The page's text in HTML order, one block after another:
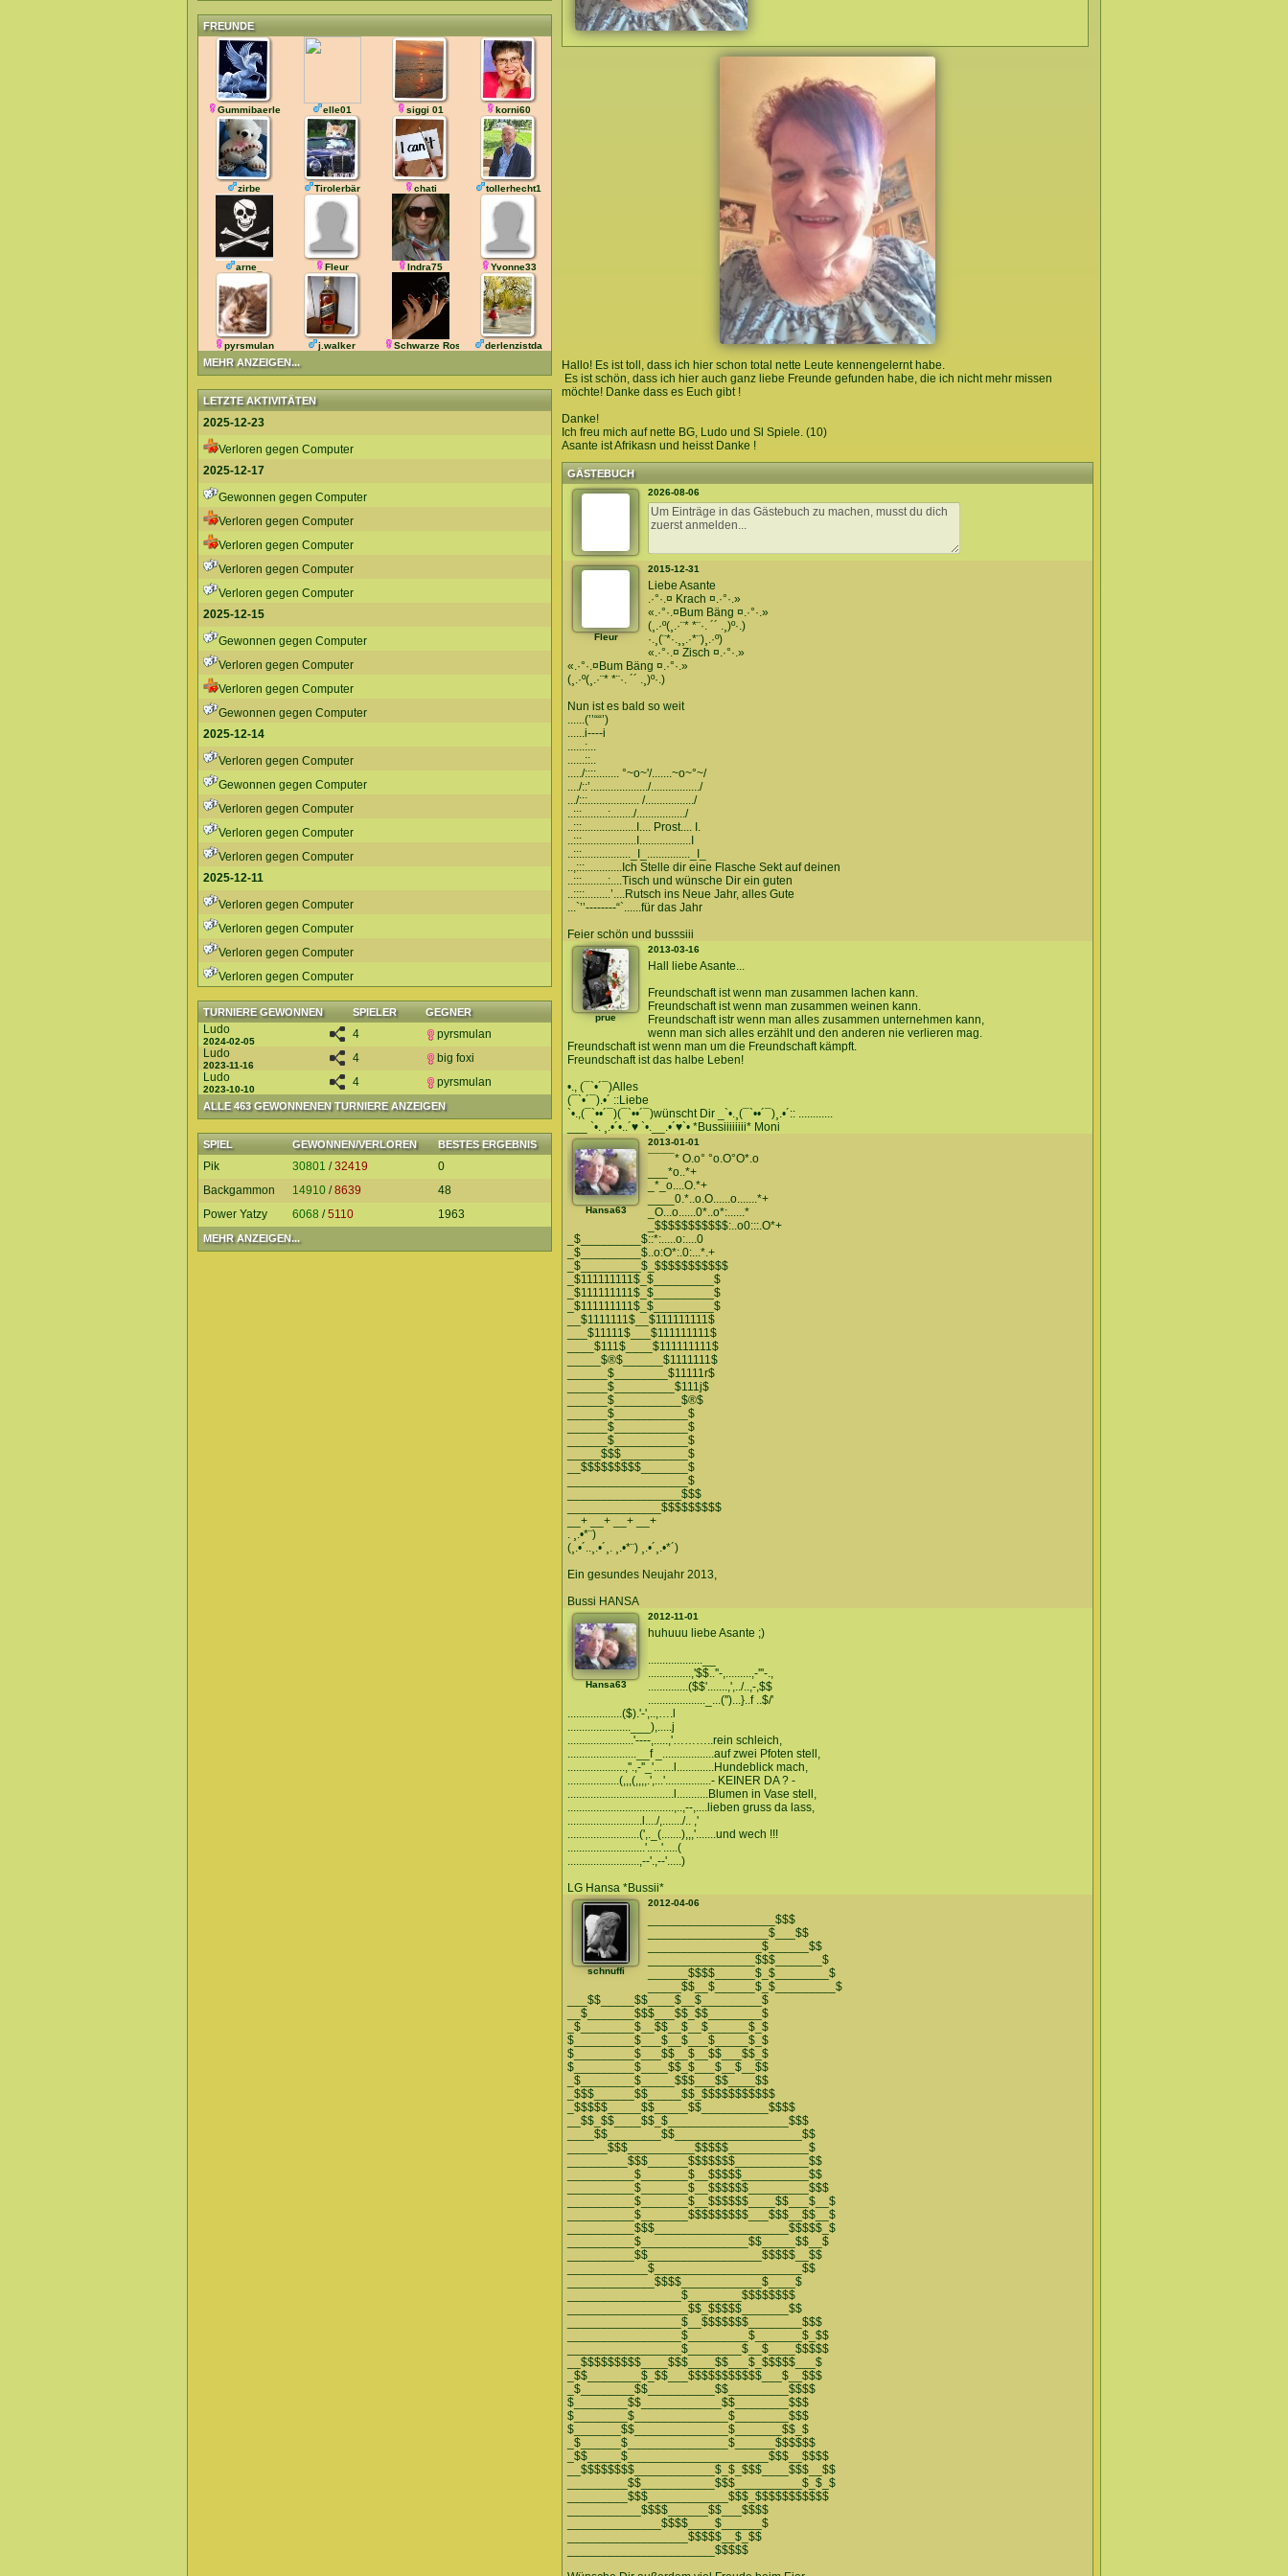
FREUNDE
MEHR ANZEIGEN...
Gummibaerle elle01 siggi 01 korni60
zirbe Tirolerbär chati tollerhecht1
arne_ Fleur Indra75 Yvonne33
pyrsmulan j.walker Schwarze Rose derlenzistda
LETZTE AKTIVITÄTEN
2025-12-23
Verloren gegen Computer
2025-12-17
Gewonnen gegen Computer
Verloren gegen Computer
Verloren gegen Computer
Verloren gegen Computer
Verloren gegen Computer
2025-12-15
Gewonnen gegen Computer
Verloren gegen Computer
Verloren gegen Computer
Gewonnen gegen Computer
2025-12-14
Verloren gegen Computer
Gewonnen gegen Computer
Verloren gegen Computer
Verloren gegen Computer
Verloren gegen Computer
2025-12-11
Verloren gegen Computer
Verloren gegen Computer
Verloren gegen Computer
Verloren gegen Computer
TURNIERE GEWONNEN SPIELER GEGNER
ALLE 463 GEWONNENEN TURNIERE ANZEIGEN
Ludo
2024-02-05
4
pyrsmulan
Ludo
2023-11-16
4
big foxi
Ludo
2023-10-10
4 pyrsmulan
SPIEL GEWONNEN/VERLOREN BESTES ERGEBNIS
MEHR ANZEIGEN...
Pik 30801 /32419
0
Backgammon
14910 /8639
48
Power Yatzy
6068 /5110 1963
Hallo! Es ist toll, dass ich hier schon total nette Leute kennengelernt habe.
Es ist schön, dass ich hier auch ganz liebe Freunde gefunden habe, die ich nicht mehr missen
möchte! Danke dass es Euch gibt !
Danke!
Ich freu mich auf nette BG, Ludo und Sl Spiele. (10)
Asante ist Afrikasn und heisst Danke !
GÄSTEBUCH
2026-08-06
Fleur
2015-12-31
Liebe Asante
.·°·.¤ Krach ¤.·°·.»
«.·°·.¤Bum Bäng ¤.·°·.»
(¸.·º(¸.·¨* *¨·. ´´ .¸)º·.)
·.¸(¨*·.¸¸.·*¨)¸.·º)
«.·°·.¤ Zisch ¤.·°·.»
«.·°·.¤Bum Bäng ¤.·°·.»
(¸.·º(¸.·¨* *¨·. ´´ .¸)º·.)
Nun ist es bald so weit
......(’’““’)
......i----i
......:...
......::..
...../::::........ °~o~'/.......~o~°~/
..../::’..................../................./
.../:::.................. /................./
..:::.........:......../................./
..:::...................I.... Prost.... I.
..:::...................I..................I
..:::................._I_..............._I_
..,:::.............Ich Stelle dir eine Flasche Sekt auf deinen
..:::.........:....Tisch und wünsche Dir ein guten
..::::.........’....Rutsch ins Neue Jahr, alles Gute
...`’’--------“`......für das Jahr
Feier schön und busssiii
prue
2013-03-16
Hall liebe Asante...
Freundschaft ist wenn man zusammen lachen kann.
Freundschaft ist wenn man zusammen weinen kann.
Freundschaft istr wenn man alles zusammen unternehmen kann,
wenn man sich alles erzählt und den anderen nie verlieren mag.
Freundschaft ist wenn man um die Freundschaft kämpft.
Freundschaft ist das halbe Leben!
•., (¯`•´¯)Alles
(¯`•´¯).•´ ::Liebe
`•.,(¯`••´¯)(¯`••´¯)wünscht Dir _`•.¸(¯`••´¯)¸.•´:: ............
___ `•. ¸.•´•..´♥ `•.__.•´♥`• *Bussiiiiiiii* Moni
Hansa63
2013-01-01
¯¯¯¯* O.o° °o.O°O*.o
___*o..*+
_*_o....O.*+
____0.*..o.O......o.......*+
_O...o......0*..o*:......*
_$$$$$$$$$$$:..o0:::.O*+
_$_________$::*:.....o:....0
_$_________$..o:O*:.0:...*.+
_$_________$_$$$$$$$$$$$
_$111111111$_$_________$
_$111111111$_$_________$
_$111111111$_$_________$
__$1111111$__$111111111$
___$11111$___$111111111$
____$111$____$111111111$
_____$®$______$1111111$
______$________$11111r$
______$_________$111j$
______$__________$®$
______$___________$
______$___________$
______$___________$
_____$$$__________$
__$$$$$$$$$_______$
__________________$
_________________$$$
______________$$$$$$$$$
__+ __+ __+ __+
. ¸.•*¨)
(¸.•´..¸.•´¸. ¸.•*¨) ¸.•´¸.•*´)
Ein gesundes Neujahr 2013,
Bussi HANSA
Hansa63
2012-11-01
huhuuu liebe Asante ;)
...................__
...............,'$$..''-,.........,-'''-.,
..............($$'.......,',../..,-,$$
...................._...('')...}..f ..$/'
...................($).'-',..,….l
......................___),.....j
.......................'----,.....,'………..rein schleich,
........................__f _..................auf zwei Pfoten stell,
....................,''.,-''_'.......l.............Hundeblick mach,
..................(,,,(,,,,.',...'................- KEINER DA ? -
.....................................l...........Blumen in Vase stell,
.....................................,..,--,....lieben gruss da lass,
..........................l..../,......./.. ,'
.........................(',._(.......),,,'.......und wech !!!
...........................'.....'.....(
.........................,--'.,--'.....)
LG Hansa *Bussii*
schnuffi
2012-04-06
___________________$$$
__________________$___$$
_________________$______$$
________________$$$_______$
______$$$$______$_$________$
_____$$__$______$_$_________$
___$$_____$$____$__$_________$
__$_______$$$___$$_$$________$
_$________$__$$__$__$______$_$
$_________$___$__$___$_____$_$
$_________$___$$__$__$$___$$_$
$_________$____$$_$___$__$__$$
_$________$_____$$$___$$____$$
_$$$______$$_____$$_$$$$$$$$$$$
_$$$$$_____$$_____$$__________$$$$
__$$_$$____$$_$__________________$$$
____$$________$$___________________$$
______$$$__________$$$$$____________$
_________$$$______$$$$$$$___________$$
__________$_______$__$$$$$__________$$
__________$_______$__$$$$$$_________$$$
__________$_______$__$$$$$$____$$___$__$
__________$_______$$$$$$$$$___$$$__$$__$
__________$$$____________________$$$$$_$
__________$________________$$_____$$__$
__________$$_________________$$$$$__$$
____________$______________________$$
_____________$$$$____________$____$
_________________$________$$$$$$$$
__________________$$_$$$$$_______$$
_________________$__$$$$$$$________$$$
_________________$_________$_______$_$$
_________________$________$__$____$$$$$
__$$$$$$$$$____$$$____$$___$_$$$$$___$
_$$________$_$$___$$$$$$$$$$$___$__$$$
_$________$$__________$$_________$$$$
$________$$____________$$________$$$
$________$______________$________$$$
$_______$$______________$_______$$_$
_$______$_______________$______$$$$$$
_$$_____$_____________________$$$__$$$$
__$$$$$$$$____________$_$_$$$____$$$__$$
_________$$___________$$$__________$_$_$
_________$$$____________$$$_$$$$$$$$$$$
___________$$$$______$$___$$$$
______________$$$$____$______$
__________________$$$$$__$_$$
______________________$$$$$